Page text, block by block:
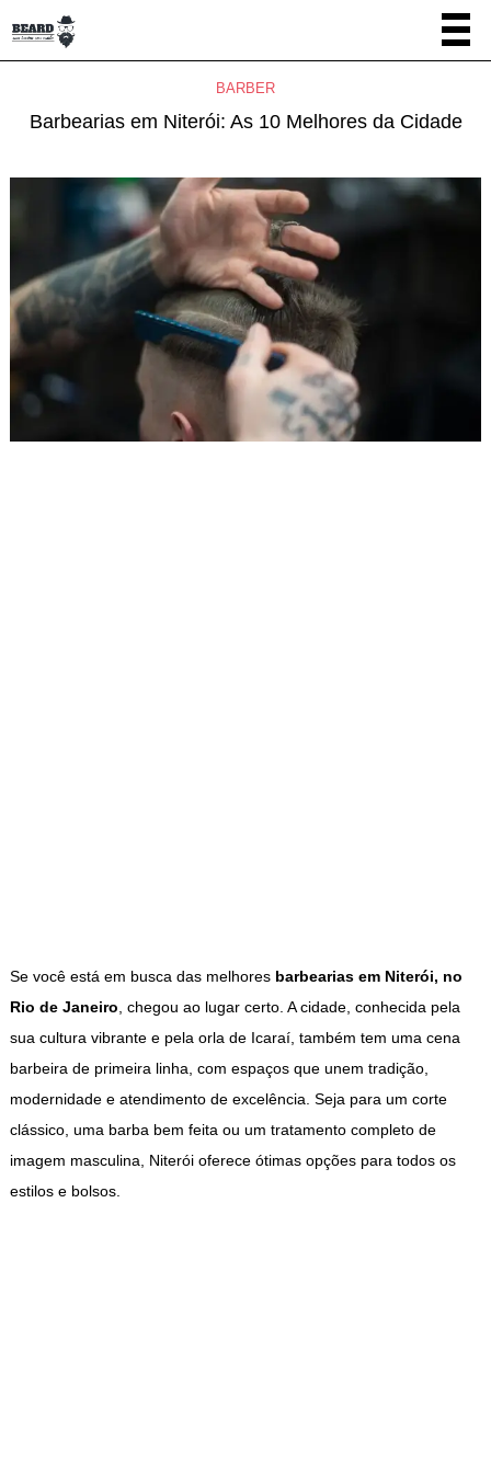
BARBER
Barbearias em Niterói: As 10 Melhores da Cidade
Se você está em busca das melhores barbearias em Niterói, no
Rio de Janeiro , chegou ao lugar certo. A cidade, conhecida pela
sua cultura vibrante e pela orla de Icaraí, também tem uma cena
barbeira de primeira linha, com espaços que unem tradição,
modernidade e atendimento de excelência. Seja para um corte
clássico, uma barba bem feita ou um tratamento completo de
imagem masculina, Niterói oferece ótimas opções para todos os
estilos e bolsos.